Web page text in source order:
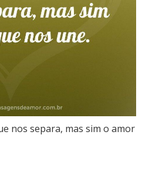
nos separa, mas sim o amor